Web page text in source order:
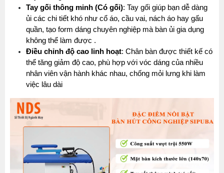
Tay gối thông minh (Có gối): Tay gối giúp bạn dễ dàng
ủi các chi tiết khó như cổ áo, cầu vai, nách áo hay gấu
quần, tạo form dáng chuyên nghiệp mà bàn ủi gia dụng
không thể làm được .
Điều chỉnh độ cao linh hoạt: Chân bàn được thiết kế có
thể tăng giảm độ cao, phù hợp với vóc dáng của nhiều
nhân viên vận hành khác nhau, chống mỏi lưng khi làm
việc lâu dài